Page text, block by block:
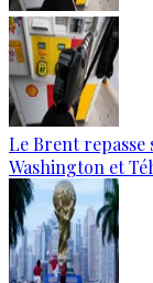
Le Brent repasse
Washington et